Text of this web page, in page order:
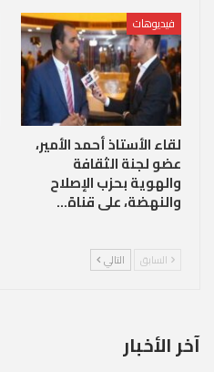
فيديوهات
لقاء الأستاذ أحمد الأمير،
عضو لجنة الثقافة
والهوية بحزب الإصلاح
والنهضة، على قناة…
السابق التالي
آخر الأخبار